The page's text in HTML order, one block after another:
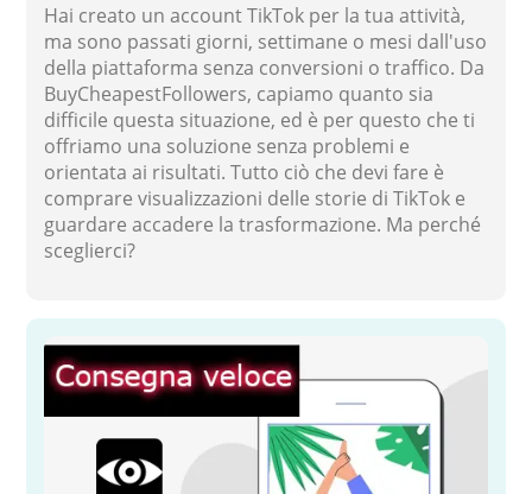
Hai creato un account TikTok per la tua attività,
ma sono passati giorni, settimane o mesi dall'uso
della piattaforma senza conversioni o traffico. Da
BuyCheapestFollowers, capiamo quanto sia
difficile questa situazione, ed è per questo che ti
offriamo una soluzione senza problemi e
orientata ai risultati. Tutto ciò che devi fare è
comprare visualizzazioni delle storie di TikTok e
guardare accadere la trasformazione. Ma perché
sceglierci?